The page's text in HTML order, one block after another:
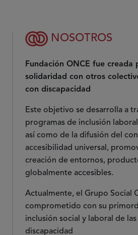
NOSOTROS
Fundación ONCE fue creada
solidaridad con otros
con discapacidad
Este objetivo se desarrolla a
programas de inclusión
así como de la difusión del
accesibilidad universal,
creación de entornos,
globalmente accesibles.
Actualmente, el Grupo Social
comprometido con su
inclusión social y laboral de
discapacidad